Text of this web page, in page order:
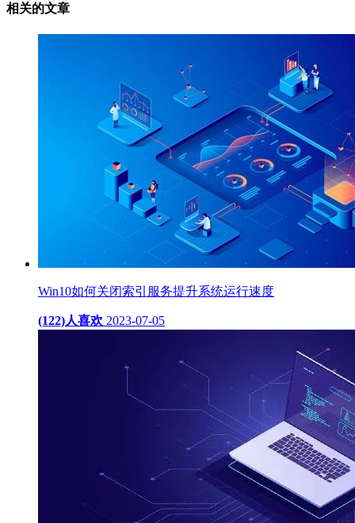
相关的文章
Win10如何关闭索引服务提升系统运行速度
(122)人喜欢 2023-07-05